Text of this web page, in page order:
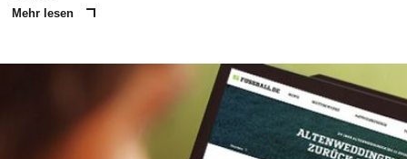
Mehr lesen